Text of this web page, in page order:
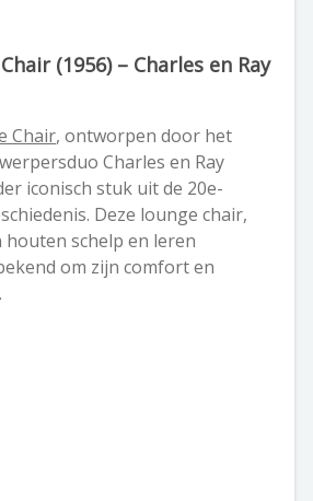
(1956) – Charles en Ray
Chair, ontworpen door het
Charles en Ray
iconisch stuk uit de 20e-
Deze lounge chair,
schelp en leren
om zijn comfort en